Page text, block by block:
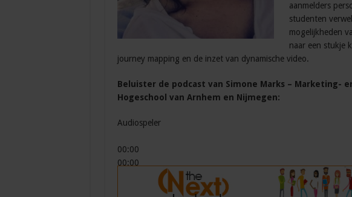
aanmelders
studenten
mogelijkheden
naar een stukje
journey mapping en de inzet van dynamische video.
Beluister de podcast van Simone Marks – Marketing-
Hogeschool van Arnhem en Nijmegen:
Audiospeler
00:00
00:00